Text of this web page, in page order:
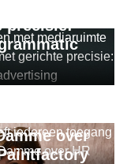
precisie:
over